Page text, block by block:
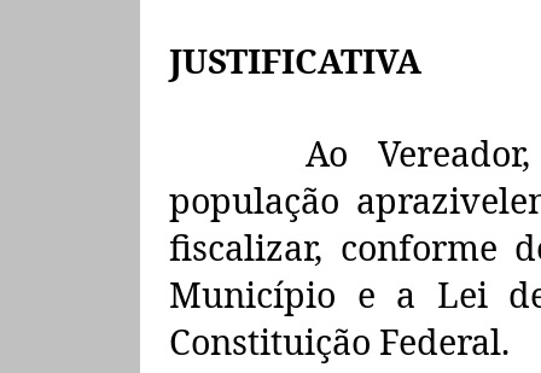
JUSTIFICATIVA
Ao
população
fiscalizar, conforme
Município e a Lei
Constituição Federal.